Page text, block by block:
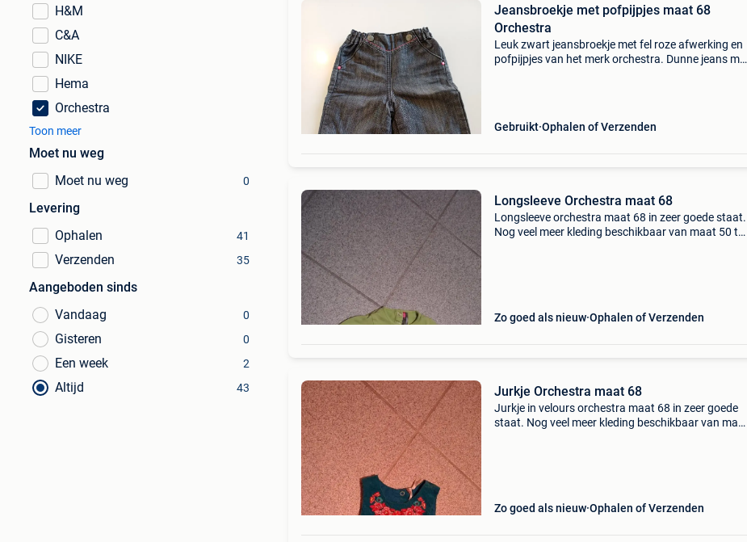
H&M
C&A
NIKE
Hema
Orchestra
Toon meer
Moet nu weg
Moet nu weg
0
Levering
Ophalen
41
Verzenden 35
Aangeboden sinds
Vandaag
0
Gisteren 0
Een week 2
Altijd 43
Jeansbroekje met pofpijpjes maat 68
Orchestra
Leuk zwart jeansbroekje met fel roze afwerking en
pofpijpjes van het merk orchestra. Dunne jeans met
Gebruikt Ophalen of Verzenden
Longsleeve Orchestra maat 68
Longsleeve orchestra maat 68 in zeer goede staat.
Nog veel meer kleding beschikbaar van maat 50 tot
Zo goed als nieuw Ophalen of Verzenden
Jurkje Orchestra maat 68
Jurkje in velours orchestra maat 68 in zeer goede
staat. Nog veel meer kleding beschikbaar van maat
Zo goed als nieuw Ophalen of Verzenden